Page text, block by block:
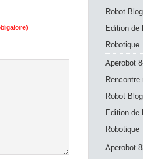
Robot Blog
Edition de
Robotique
Aperobot
Rencontre
Robot Blog
Edition de
Robotique
Aperobot